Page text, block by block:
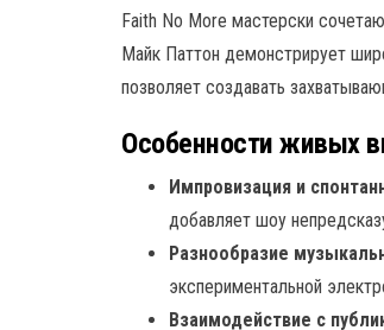
Faith No More мастерски
Майк Паттон демонстрирует
позволяет создавать
Особенности живых
Импровизация и
добавляет шоу
Разнообразие
экспериментальной
Взаимодействие с